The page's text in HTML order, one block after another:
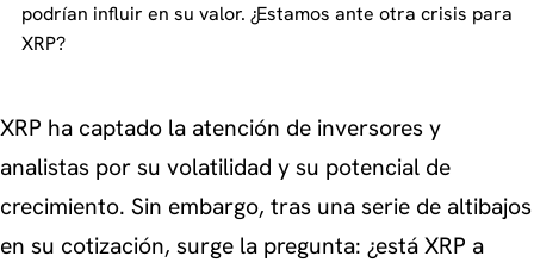
podrían influir en su valor. ¿Estamos ante otra crisis para
XRP?
XRP ha captado la atención de inversores y
analistas por su volatilidad y su potencial de
crecimiento. Sin embargo, tras una serie de altibajos
en su cotización, surge la pregunta: ¿está XRP a